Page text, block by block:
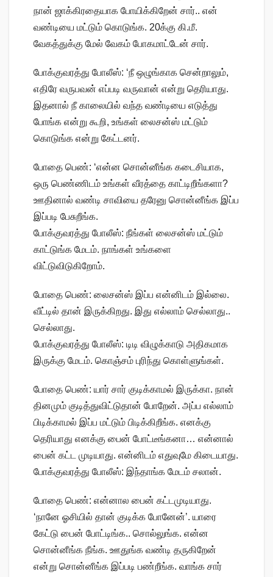
நான் ஜாக்கிரதையாக போயிக்கிறேன் சார்.. என்
வண்டியை மட்டும் கொடுங்க. 20க்கு கி.மீ.
வேகத்துக்கு மேல் வேகம் போகமாட்டேன் சார்.
போக்குவரத்து போலீஸ்: ‘நீ ஒழுங்காக சென்றாலும்,
எதிரே வருபவன் எப்படி வருவான் என்று தெரியாது.
இதனால் நீ காலையில் வந்த வண்டியை எடுத்து
போங்க என்று கூறி, உங்கள் லைசன்ஸ் மட்டும்
கொடுங்க என்று கேட்டனர்.
போதை பெண்: ‘என்ன சொன்னீங்க கடைசியாக,
ஒரு பெண்ணிடம் உங்கள் வீரத்தை காட்டிறீங்களா?
ஊதினால் வண்டி சாவியை தரேனு சொன்னீங்க இப்ப
இப்படி பேசுறீங்க.
போக்குவரத்து போலீஸ்: நீங்கள் லைசன்ஸ் மட்டும்
காட்டுங்க மேடம். நாங்கள் உங்களை
விட்டுவிடுகிறோம்.
போதை பெண்: லைசன்ஸ் இப்ப என்னிடம் இல்லை.
வீட்டில் தான் இருக்கிறது. இது எல்லாம் செல்லாது..
செல்லாது.
போக்குவரத்து போலீஸ்: டிடி விழுக்காடு அதிகமாக
இருக்கு மேடம். கொஞ்சம் புரிந்து கொள்ளுங்கள்.
போதை பெண்: யார் சார் குடிக்காமல் இருக்கா. நான்
தினமும் குடித்துவிட்டுதான் போறேன். அப்ப எல்லாம்
பிடிக்காமல் இப்ப மட்டும் பிடிக்கிறீங்க. எனக்கு
தெரியாது எனக்கு பைன் போட்டீங்கனா… என்னால்
பைன் கட்ட முடியாது. என்னிடம் எதுவுமே கிடையாது.
போக்குவரத்து போலீஸ்: இந்தாங்க மேடம் சலான்.
போதை பெண்: என்னால பைன் கட்டமுடியாது.
‘நானே ஓசியில் தான் குடிக்க போனேன்’. யாரை
கேட்டு பைன் போட்டிங்க.. சொல்லுங்க. என்ன
சொன்னீங்க நீங்க. ஊதுங்க வண்டி தருகிறேன்
என்று சொன்னீங்க இப்படி பண்றீங்க. வாங்க சார்